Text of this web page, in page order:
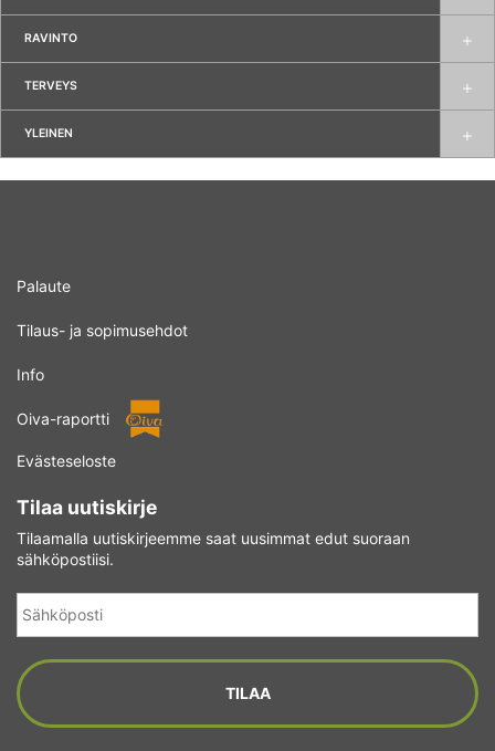
RAVINTO
TERVEYS
YLEINEN
Palaute
Tilaus- ja sopimusehdot
Info
Oiva-raportti
Evästeseloste
Tilaa uutiskirje
Tilaamalla uutiskirjeemme saat uusimmat edut suoraan
sähköpostiisi.